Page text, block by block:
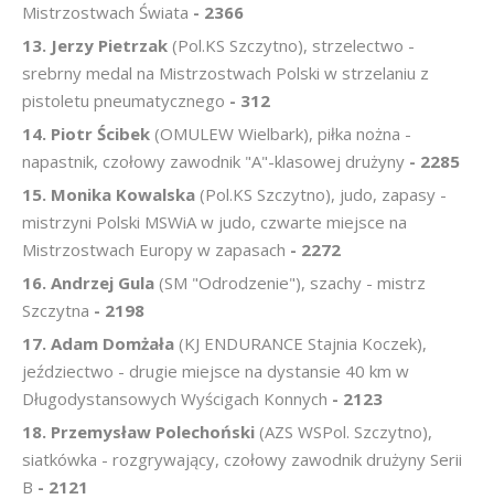
Mistrzostwach Świata - 2366
13. Jerzy Pietrzak (Pol.KS Szczytno), strzelectwo -
srebrny medal na Mistrzostwach Polski w strzelaniu z
pistoletu pneumatycznego - 312
14. Piotr Ścibek (OMULEW Wielbark), piłka nożna -
napastnik, czołowy zawodnik "A"-klasowej drużyny - 2285
15. Monika Kowalska (Pol.KS Szczytno), judo, zapasy -
mistrzyni Polski MSWiA w judo, czwarte miejsce na
Mistrzostwach Europy w zapasach - 2272
16. Andrzej Gula (SM "Odrodzenie"), szachy - mistrz
Szczytna - 2198
17. Adam Domżała (KJ ENDURANCE Stajnia Koczek),
jeździectwo - drugie miejsce na dystansie 40 km w
Długodystansowych Wyścigach Konnych - 2123
18. Przemysław Polechoński (AZS WSPol. Szczytno),
siatkówka - rozgrywający, czołowy zawodnik drużyny Serii
B - 2121